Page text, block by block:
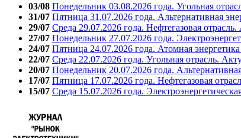
03/08 Понедельник 03.08.2026 года. Угольная
31/07 Пятница 31.07.2026 года. Альтернативная
29/07 Среда 29.07.2026 года. Нефтегазовая
27/07 Понедельник 27.07.2026 года.
24/07 Пятница 24.07.2026 года. Атомная
22/07 Среда 22.07.2026 года. Угольная отрасль.
20/07 Понедельник 20.07.2026 года.
17/07 Пятница 17.07.2026 года. Нефтегазовая
15/07 Среда 15.07.2026 года.